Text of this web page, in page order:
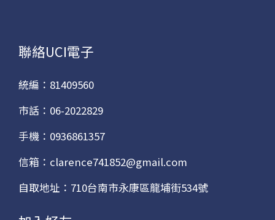
聯絡UCI電子
統編：81409560
市話：06-2022829
手機：0936861357
信箱：clarence741852@gmail.com
自取地址：710台南市永康區龍埔街534號